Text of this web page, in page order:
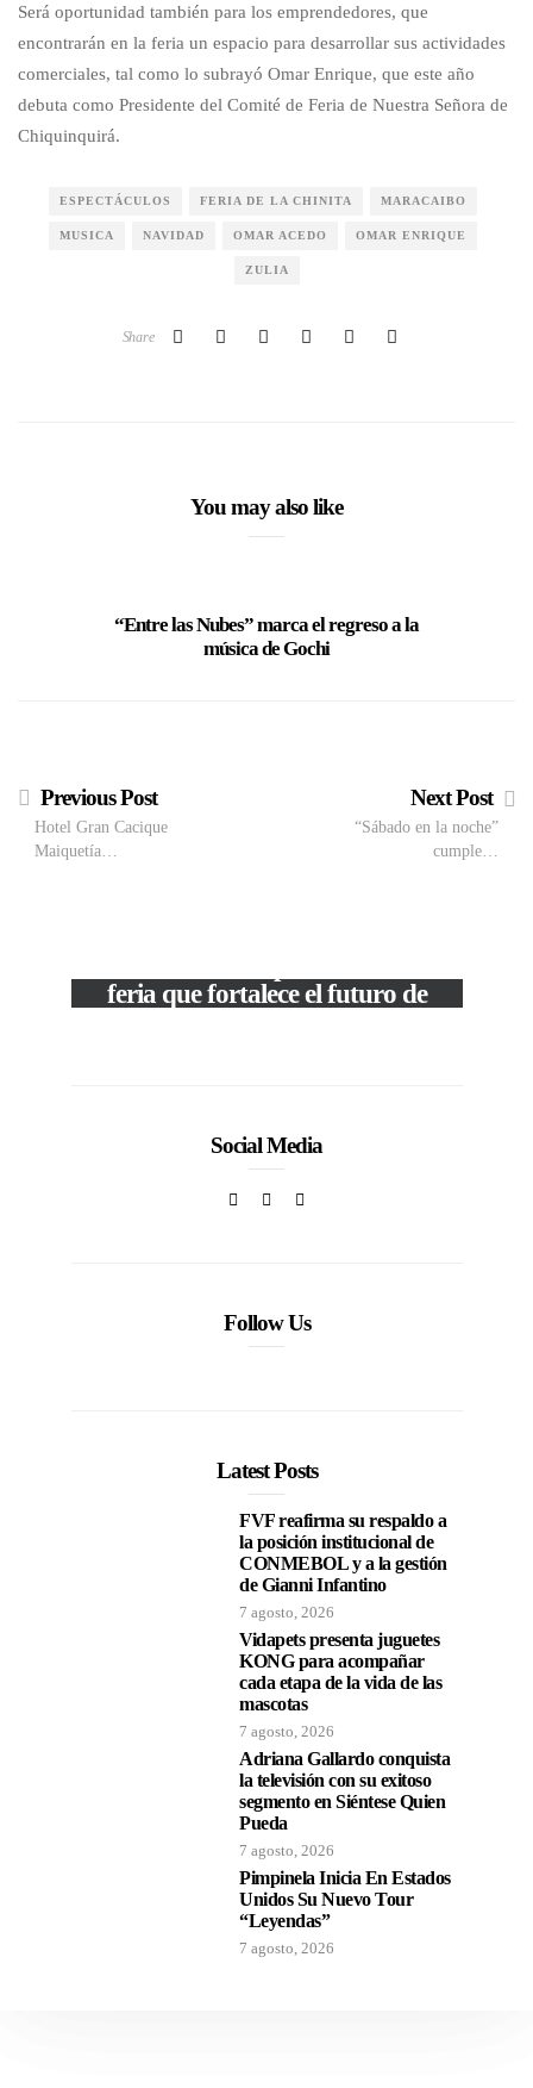
Será oportunidad también para los emprendedores, que
encontrarán en la feria un espacio para desarrollar sus actividades
comerciales, tal como lo subrayó Omar Enrique, que este año
debuta como Presidente del Comité de Feria de Nuestra Señora de
Chiquinquirá.
ESPECTÁCULOS FERIA DE LA CHINITA MARACAIBO
MUSICA NAVIDAD OMAR ACEDO OMAR ENRIQUE
ZULIA
Share
You may also like
“Entre las Nubes” marca el regreso a la
música de Gochi
Previous Post
Hotel Gran Cacique
Maiquetía…
Next Post
“Sábado en la noche”
cumple…
feria que fortalece el futuro de
Social Media
Follow Us
Latest Posts
FVF reafirma su respaldo a
la posición institucional de
CONMEBOL y a la gestión
de Gianni Infantino
7 agosto, 2026
Vidapets presenta juguetes
KONG para acompañar
cada etapa de la vida de las
mascotas
7 agosto, 2026
Adriana Gallardo conquista
la televisión con su exitoso
segmento en Siéntese Quien
Pueda
7 agosto, 2026
Pimpinela Inicia En Estados
Unidos Su Nuevo Tour
“Leyendas”
7 agosto, 2026